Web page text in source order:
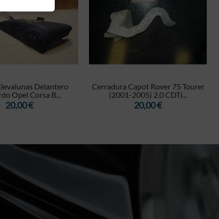
Delantero
Opel Corsa B...
Precio
20,00 €
Cerradura Capot Rover 75 Tourer
(2001-2005) 2.0 CDTi...
Precio
20,00 €
